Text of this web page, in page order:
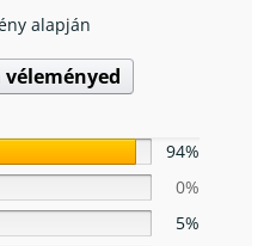
alapján
94%
0%
5%